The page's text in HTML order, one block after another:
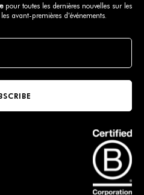
pour toutes les dernières nouvelles sur les
avant-premières d'événements.